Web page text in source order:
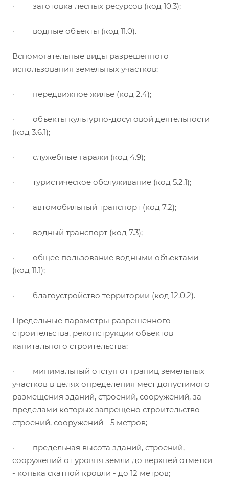
· заготовка лесных ресурсов (код 10.3);
· водные объекты (код 11.0).
Вспомогательные виды разрешенного
использования земельных участков:
· передвижное жилье (код 2.4);
· объекты культурно-досуговой деятельности
(код 3.6.1);
· служебные гаражи (код 4.9);
· туристическое обслуживание (код 5.2.1);
· автомобильный транспорт (код 7.2);
· водный транспорт (код 7.3);
· общее пользование водными объектами
(код 11.1);
· благоустройство территории (код 12.0.2).
Предельные параметры разрешенного
строительства, реконструкции объектов
капитального строительства:
· минимальный отступ от границ земельных
участков в целях определения мест допустимого
размещения зданий, строений, сооружений, за
пределами которых запрещено строительство
строений, сооружений - 5 метров;
· предельная высота зданий, строений,
сооружений от уровня земли до верхней отметки
- конька скатной кровли - до 12 метров;